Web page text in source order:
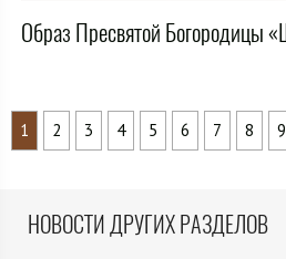
Образ Пресвятой Богородицы
1 2 3 4 5 6 7 8 9
НОВОСТИ ДРУГИХ РАЗДЕЛОВ